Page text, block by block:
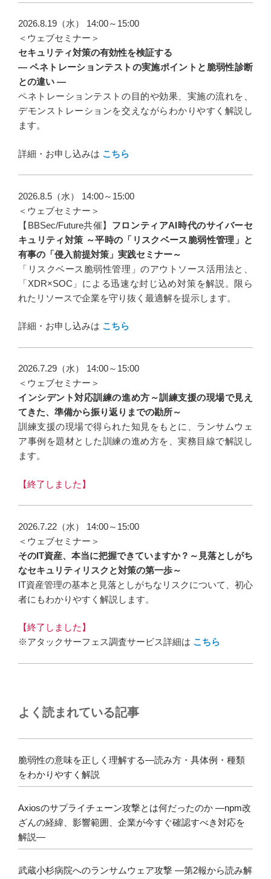
2026.8.19（水） 14:00～15:00
＜ウェブセミナー＞
セキュリティ対策の有効性を検証する
― ペネトレーションテストの実施ポイントと脆弱性診断
との違い ―
ペネトレーションテストの目的や効果、実施の流れを、
デモンストレーションを交えながらわかりやすく解説し
ます。
詳細・お申し込みは こちら
2026.8.5（水） 14:00～15:00
＜ウェブセミナー＞
【BBSec/Future共催】 フロンティアAI時代のサイバーセ
キュリティ対策 ～平時の「リスクベース脆弱性管理」と
有事の「侵入前提対策」実践セミナー～
「リスクベース脆弱性管理」のアウトソース活用法と、
「XDR×SOC」による迅速な封じ込め対策を解説。限ら
れたリソースで企業を守り抜く最適解を提示します。
詳細・お申し込みは こちら
2026.7.29（水） 14:00～15:00
＜ウェブセミナー＞
インシデント対応訓練の進め方～訓練支援の現場で見え
てきた、準備から振り返りまでの勘所～
訓練支援の現場で得られた知見をもとに、ランサムウェ
ア事例を題材とした訓練の進め方を、実務目線で解説し
ます。
【終了しました】
2026.7.22（水） 14:00～15:00
＜ウェブセミナー＞
そのIT資産、本当に把握できていますか？～見落としがち
なセキュリティリスクと対策の第一歩～
IT資産管理の基本と見落としがちなリスクについて、初心
者にもわかりやすく解説します。
【終了しました】
※アタックサーフェス調査サービス詳細は こちら
よく読まれている記事
脆弱性の意味を正しく理解する―読み方・具体例・種類
をわかりやすく解説
Axiosのサプライチェーン攻撃とは何だったのか ―npm改
ざんの経緯、影響範囲、企業が今すぐ確認すべき対応を
解説―
武蔵小杉病院へのランサムウェア攻撃 ―第2報から読み解